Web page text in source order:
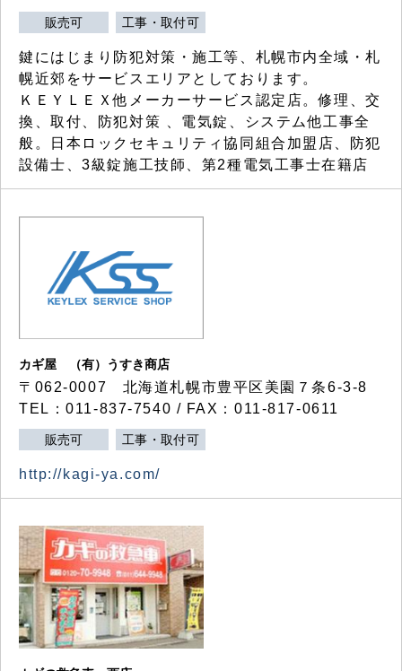
販売可 工事・取付可
鍵にはじまり防犯対策・施工等、札幌市内全域・札
幌近郊をサービスエリアとしております。
ＫＥＹＬＥＸ他メーカーサービス認定店。修理、交
換、取付、防犯対策 、電気錠、システム他工事全
般。日本ロックセキュリティ協同組合加盟店、防犯
設備士、3級錠施工技師、第2種電気工事士在籍店
カギ屋 （有）うすき商店
〒062-0007 北海道札幌市豊平区美園７条6-3-8
TEL：011-837-7540 / FAX：011-817-0611
販売可 工事・取付可
http://kagi-ya.com/